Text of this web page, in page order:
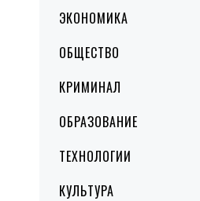
ЭКОНОМИКА
ОБЩЕСТВО
КРИМИНАЛ
ОБРАЗОВАНИЕ
ТЕХНОЛОГИИ
КУЛЬТУРА